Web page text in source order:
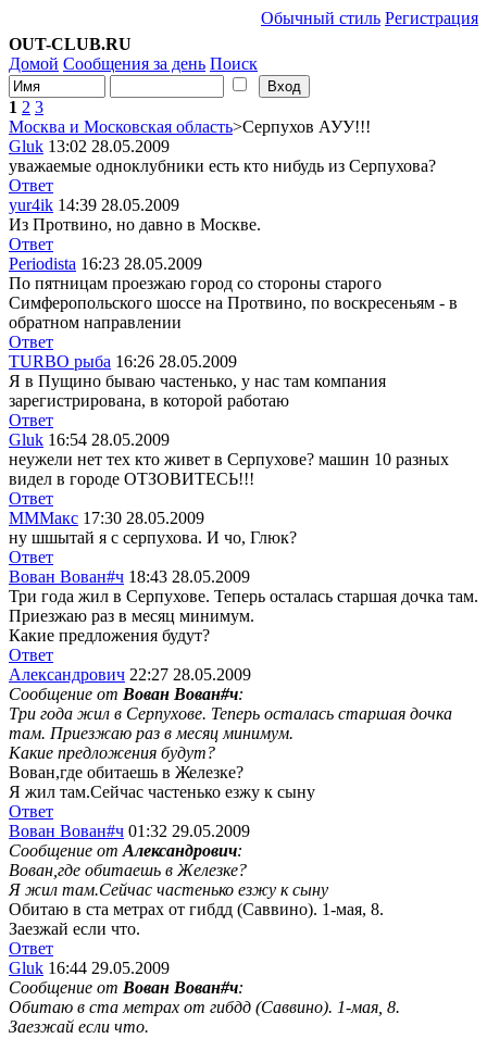
Обычный стиль Регистрация
OUT-CLUB.RU
Домой Сообщения за день Поиск
1 2 3
Москва и Московская область>Серпухов АУУ!!!
Gluk 13:02 28.05.2009
уважаемые одноклубники есть кто нибудь из Серпухова?
Ответ
yur4ik 14:39 28.05.2009
Из Протвино, но давно в Москве.
Ответ
Periodista 16:23 28.05.2009
По пятницам проезжаю город со стороны старого
Симферопольского шоссе на Протвино, по воскресеньям - в
обратном направлении
Ответ
TURBO рыба 16:26 28.05.2009
Я в Пущино бываю частенько, у нас там компания
зарегистрирована, в которой работаю
Ответ
Gluk 16:54 28.05.2009
неужели нет тех кто живет в Серпухове? машин 10 разных
видел в городе ОТЗОВИТЕСЬ!!!
Ответ
МММакс 17:30 28.05.2009
ну шшытай я с серпухова. И чо, Глюк?
Ответ
Вован Вован#ч 18:43 28.05.2009
Три года жил в Серпухове. Теперь осталась старшая дочка там.
Приезжаю раз в месяц минимум.
Какие предложения будут?
Ответ
Александрович 22:27 28.05.2009
Сообщение от Вован Вован#ч:
Три года жил в Серпухове. Теперь осталась старшая дочка
там. Приезжаю раз в месяц минимум.
Какие предложения будут?
Вован,где обитаешь в Железке?
Я жил там.Сейчас частенько езжу к сыну
Ответ
Вован Вован#ч 01:32 29.05.2009
Сообщение от Александрович:
Вован,где обитаешь в Железке?
Я жил там.Сейчас частенько езжу к сыну
Обитаю в ста метрах от гибдд (Саввино). 1-мая, 8.
Заезжай если что.
Ответ
Gluk 16:44 29.05.2009
Сообщение от Вован Вован#ч:
Обитаю в ста метрах от гибдд (Саввино). 1-мая, 8.
Заезжай если что.